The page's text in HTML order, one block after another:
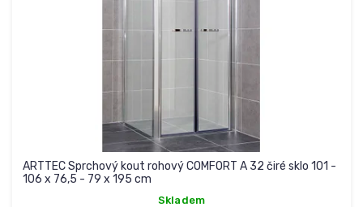
ARTTEC Sprchový kout rohový COMFORT A 32 čiré sklo 101 -
106 x 76,5 - 79 x 195 cm
Skladem